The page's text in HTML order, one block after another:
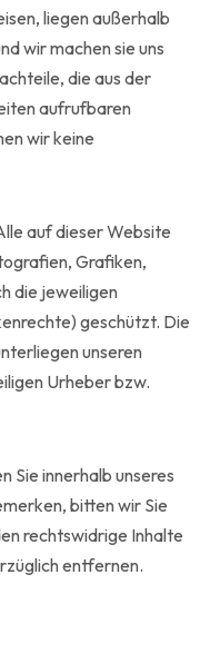
liegen außerhalb
wir machen sie uns
die aus der
aufrufbaren
wir keine
auf dieser Website
Grafiken,
die jeweiligen
geschützt. Die
unseren
Urheber bzw.
Sie innerhalb unseres
bitten wir Sie
rechtswidrige Inhalte
entfernen.